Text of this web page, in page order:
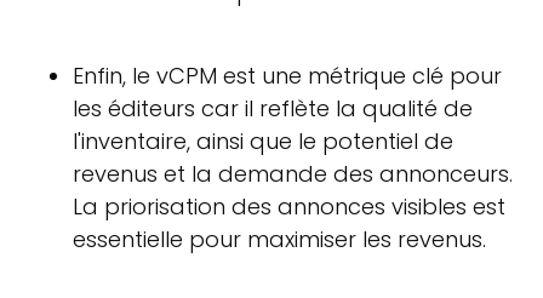
Enfin, le vCPM est une métrique clé pour
les éditeurs car il reflète la qualité de
l'inventaire, ainsi que le potentiel de
revenus et la demande des annonceurs.
La priorisation des annonces visibles est
essentielle pour maximiser les revenus.